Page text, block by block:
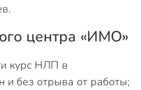
центра «ИМО»
курс НЛП в
и без отрыва от работы;